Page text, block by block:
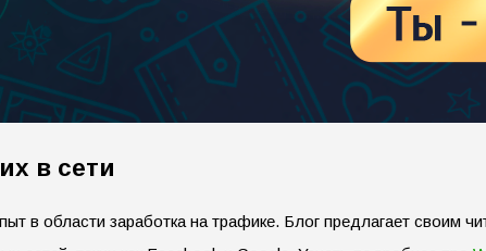
в сети
в области заработка на трафике. Блог предлагает своим